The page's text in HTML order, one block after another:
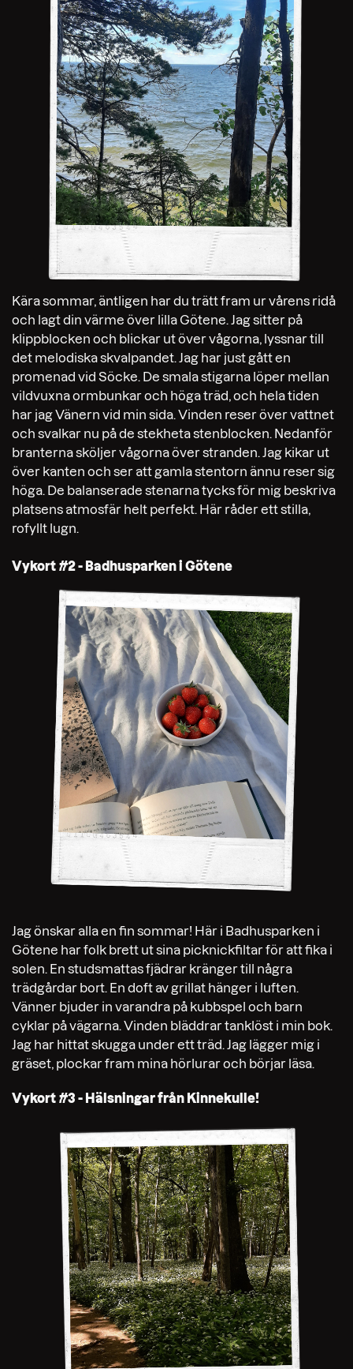
Kära sommar, äntligen har du trätt fram ur vårens ridå
och lagt din värme över lilla Götene. Jag sitter på
klippblocken och blickar ut över vågorna, lyssnar till
det melodiska skvalpandet. Jag har just gått en
promenad vid Söcke. De smala stigarna löper mellan
vildvuxna ormbunkar och höga träd, och hela tiden
har jag Vänern vid min sida. Vinden reser över vattnet
och svalkar nu på de stekheta stenblocken. Nedanför
branterna sköljer vågorna över stranden. Jag kikar ut
över kanten och ser att gamla stentorn ännu reser sig
höga. De balanserade stenarna tycks för mig beskriva
platsens atmosfär helt perfekt. Här råder ett stilla,
rofyllt lugn.
Vykort #2 - Badhusparken i Götene
Jag önskar alla en fin sommar! Här i Badhusparken i
Götene har folk brett ut sina picknickfiltar för att fika i
solen. En studsmattas fjädrar kränger till några
trädgårdar bort. En doft av grillat hänger i luften.
Vänner bjuder in varandra på kubbspel och barn
cyklar på vägarna. Vinden bläddrar tanklöst i min bok.
Jag har hittat skugga under ett träd. Jag lägger mig i
gräset, plockar fram mina hörlurar och börjar läsa.
Vykort #3 - Hälsningar från Kinnekulle!